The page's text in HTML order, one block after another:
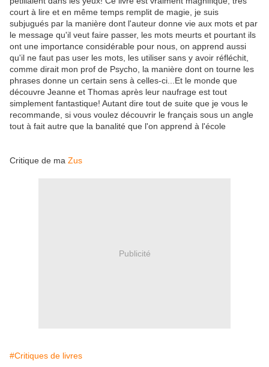
court à lire et en même temps remplit de magie, je suis
subjugués par la manière dont l'auteur donne vie aux mots et par
le message qu'il veut faire passer, les mots meurts et pourtant ils
ont une importance considérable pour nous, on apprend aussi
qu'il ne faut pas user les mots, les utiliser sans y avoir réfléchit,
comme dirait mon prof de Psycho, la manière dont on tourne les
phrases donne un certain sens à celles-ci...Et le monde que
découvre Jeanne et Thomas après leur naufrage est tout
simplement fantastique! Autant dire tout de suite que je vous le
recommande, si vous voulez découvrir le français sous un angle
tout à fait autre que la banalité que l'on apprend à l'école
Critique de ma Zus
Publicité
#Critiques de livres